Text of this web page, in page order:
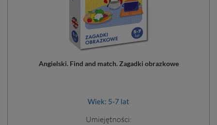
Angielski. Find and match. Zagadki obrazkowe
Wiek: 5-7 lat
Umiejętności: